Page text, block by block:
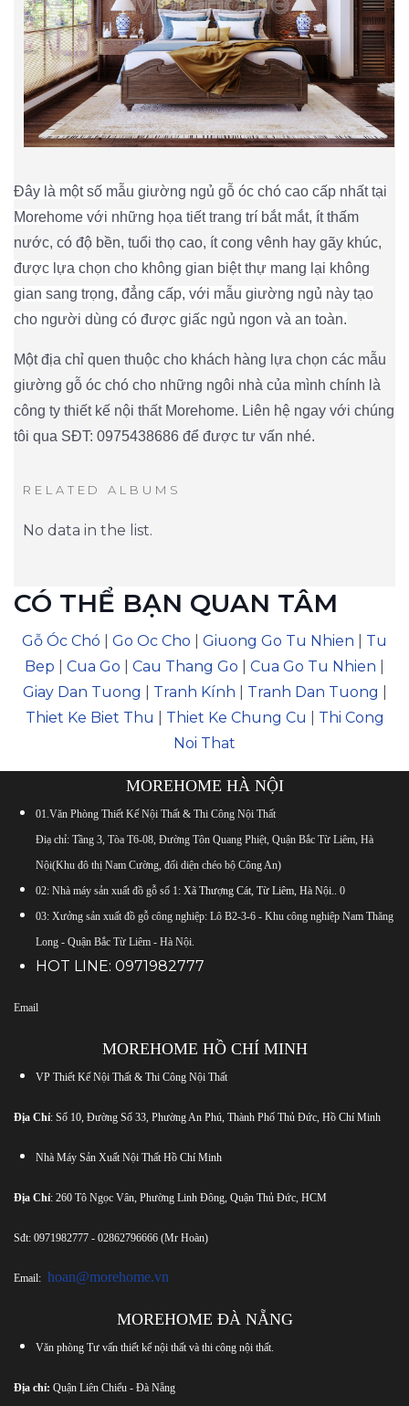
Đây là một số mẫu giường ngủ gỗ óc chó cao cấp nhất tại
Morehome với những họa tiết trang trí bắt mắt, ít thấm
nước, có độ bền, tuổi thọ cao, ít cong vênh hay gãy khúc,
được lựa chọn cho không gian biệt thự mang lại không
gian sang trọng, đẳng cấp, với mẫu giường ngủ này tạo
cho người dùng có được giấc ngủ ngon và an toàn.
Một địa chỉ quen thuộc cho khách hàng lựa chọn các mẫu
giường gỗ óc chó cho những ngôi nhà của mình chính là
công ty thiết kế nội thất Morehome. Liên hệ ngay với chúng
tôi qua SĐT: 0975438686 để được tư vấn nhé.
RELATED ALBUMS
No data in the list.
CÓ THỂ BẠN QUAN TÂM
Gỗ Óc Chó Go Oc Cho Giuong Go Tu Nhien
Tu
Bep
Cua Go Cau Thang Go Cua Go Tu Nhien
Giay Dan Tuong
Tranh Kính Tranh Dan Tuong
Thiet Ke Biet Thu
Thiet Ke Chung Cu
Thi Cong
Noi That
MOREHOME HÀ NỘI
01.Văn Phòng Thiết Kế Nội Thất & Thi Công Nội Thất
Điạ chỉ: Tầng 3, Tòa T6-08, Đường Tôn Quang Phiệt, Quận Bắc Từ Liêm, Hà
Nội(Khu đô thị Nam Cường, đối diện chéo bộ Công An)
02: Nhà máy sản xuất đồ gỗ số 1: Xã Thượng Cát, Từ Liêm, Hà Nội.
0
03: Xưởng sản xuất đồ gỗ công nghiệp: Lô B2-3-6 - Khu công nghiệp Nam Thăng
Long - Quận Bắc Từ Liêm - Hà Nội.
HOT LINE: 0971982777
Email
MOREHOME HỒ CHÍ MINH
VP Thiết Kế Nội Thất & Thi Công Nội Thất
Địa Chỉ: Số 10, Đường Số 33, Phường An Phú, Thành Phố Thủ Đức, Hồ Chí Minh
Nhà Máy Sản Xuất Nội Thất Hồ Chí Minh
Địa Chỉ: 260 Tô Ngọc Vân, Phường Linh Đông, Quận Thủ Đức, HCM
Sđt: 0971982777 - 02862796666 (Mr Hoàn)
Email: hoan@morehome.vn
MOREHOME ĐÀ NẴNG
Văn phòng Tư vấn thiết kế nội thất và thi công nội thất.
Địa chỉ: Quận Liên Chiểu - Đà Nẵng